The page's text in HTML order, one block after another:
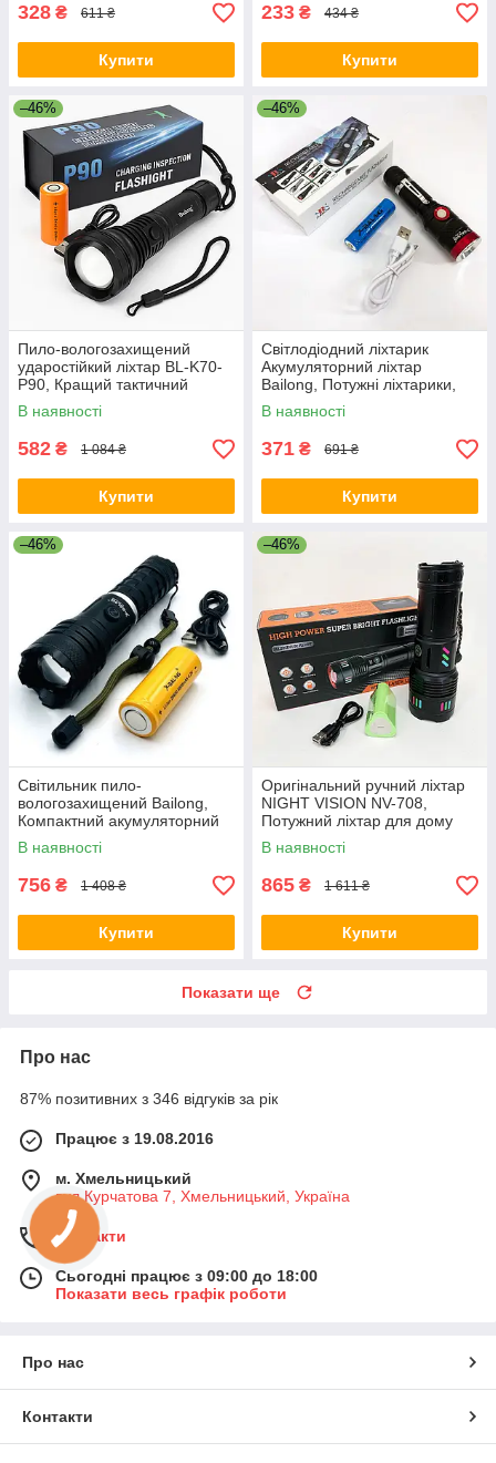
328 ₴ 611 ₴
Купити
233 ₴ 434 ₴
Купити
–46%
Пило-вологозахищений
ударостійкий ліхтар BL-K70-
P90, Кращий тактичний
ліхтар суперяскравий AZ-33
В наявності
582 ₴ 1 084 ₴
Купити
–46%
Світлодіодний ліхтарик
Акумуляторний ліхтар
Bailong, Потужні ліхтарики,
Фірмовий ручний ліхтар RB-
67
В наявності
371 ₴ 691 ₴
Купити
–46%
Світильник пило-
вологозахищений Bailong,
Компактний акумуляторний
ліхтар, Ліхтар ручний
металевий CB-38
В наявності
756 ₴ 1 408 ₴
Купити
–46%
Оригінальний ручний ліхтар
NIGHT VISION NV-708,
Потужний ліхтар для дому
топ-ліхтарик HB-34
В наявності
865 ₴ 1 611 ₴
Купити
Показати ще
Про нас
87% позитивних з 346 відгуків за рік
Працює з 19.08.2016
м. Хмельницький
вул Курчатова 7, Хмельницький, Україна
Контакти
Сьогодні працює з 09:00 до 18:00
Показати весь графік роботи
Про нас
Контакти